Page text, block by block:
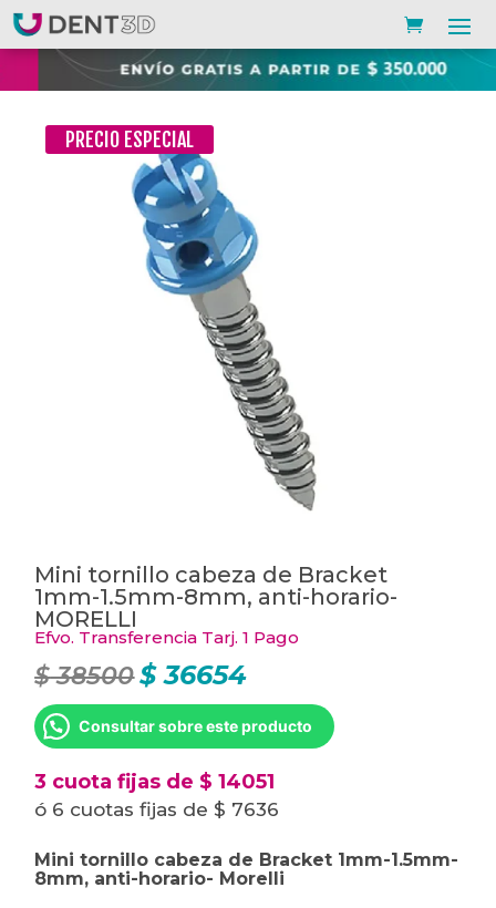
PRECIO ESPECIAL
Mini tornillo cabeza de Bracket
1mm-1.5mm-8mm, anti-horario-
MORELLI
Efvo. Transferencia Tarj. 1 Pago
$38500 El
precio
original
era:
$ 38500.
$36654El
actual
es:
$ 36654.
Consultar sobre este producto
3 cuota fijas de $ 14051
ó 6 cuotas fijas de $ 7636
Mini tornillo cabeza de Bracket 1mm-1.5mm-
8mm, anti-horario- Morelli